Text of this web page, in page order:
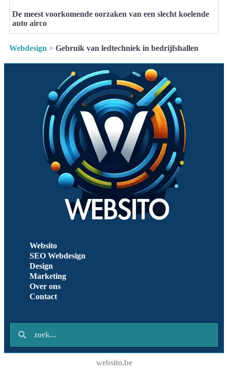
De meest voorkomende oorzaken van een slecht koelende
auto airco
Webdesign > Gebruik van ledtechniek in bedrijfshallen
Websito
SEO Webdesign
Design
Marketing
Over ons
Contact
websito.be